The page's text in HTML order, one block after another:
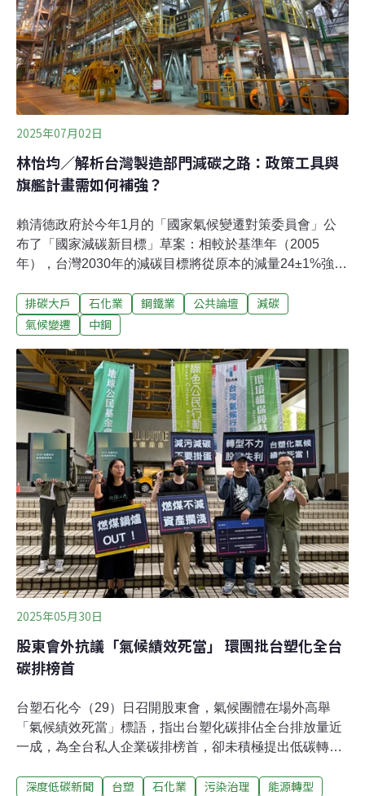
370萬噸減碳量。看守台灣協會秘書長謝和霖質疑，以旗
艦計畫投入的經費
2025年07月02日
林怡均／解析台灣製造部門減碳之路：政策工具與
旗艦計畫需如何補強？
賴清德政府於今年1月的「國家氣候變遷對策委員會」公
布了「國家減碳新目標」草案：相較於基準年（2005
年），台灣2030年的減碳目標將從原本的減量24±1%強化
38±2%。為達成上述目標，六大部門將提出共20項減碳旗
艦行動計畫，以加速氣候行動，而針對我國最主要的溫室
畫，分別就「深度節能」、「產業自主減量」以及國營事
業的中油與中鋼公司提出各項減量策略、計畫期程、預期
減碳量與預算等內容。筆者樂見政府部門對氣候變遷議題
的重視，但若要深化製造部門的減碳行動，特別是石化與
鋼鐵業，尚需更多元且積極的政策工具、儘速佈局關鍵減
量技術。本文結合國際研究與各國經驗，提出以下四點建
議。建議一、整體的工業減碳戰略需搭配跨部門的政策工
具，如：「低碳公共工程採購/碳排規範」、「綠色與轉型
金融」等，並且制定相應的
排碳大戶 石化業 鋼鐵業 公共論壇
減碳
氣候變遷
中鋼
2025年05月30日
股東會外抗議「氣候績效死當」 環團批台塑化全台
碳排榜首
台塑石化今（29）日召開股東會，氣候團體在場外高舉
「氣候績效死當」標語，指出台塑化碳排佔全台排放量近
一成，為全台私人企業碳排榜首，卻未積極提出低碳轉型
台塑化獲利及股東權益，呼籲共同監督公司。不轉型碳費
深度低碳新聞 台塑 石化業 污染治理
能源轉型